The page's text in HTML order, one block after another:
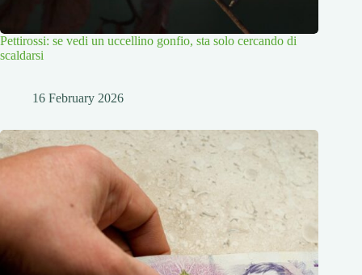
Pettirossi: se vedi un uccellino gonfio, sta solo cercando di
scaldarsi
16 February 2026